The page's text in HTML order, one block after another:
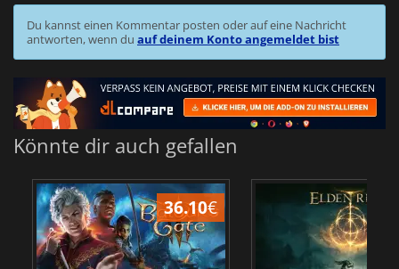
Du kannst einen Kommentar posten oder auf eine Nachricht
antworten, wenn du auf deinem Konto angemeldet bist
Könnte dir auch gefallen
36.10€